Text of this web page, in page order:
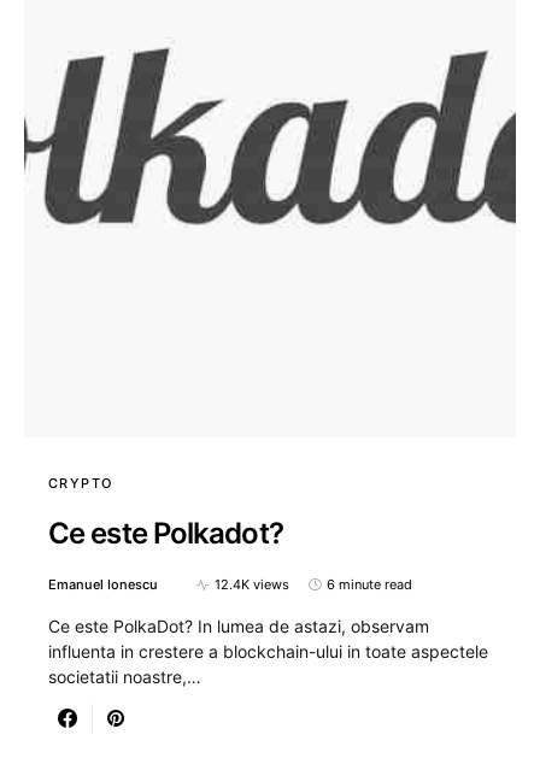
CRYPTO
Ce este Polkadot?
Emanuel Ionescu 12.4K views 6 minute read
Ce este PolkaDot? In lumea de astazi, observam
influenta in crestere a blockchain-ului in toate aspectele
societatii noastre,…